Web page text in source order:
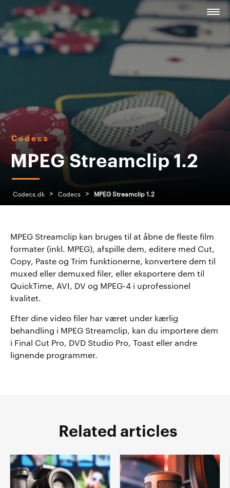
Codecs
MPEG Streamclip 1.2
Codecs.dk > Codecs > MPEG Streamclip 1.2
MPEG Streamclip kan bruges til at åbne de fleste film
formater (inkl. MPEG), afspille dem, editere med Cut,
Copy, Paste og Trim funktionerne, konvertere dem til
muxed eller demuxed filer, eller eksportere dem til
QuickTime, AVI, DV og MPEG-4 i uprofessionel
kvalitet.
Efter dine video filer har været under kærlig
behandling i MPEG Streamclip, kan du importere dem
i Final Cut Pro, DVD Studio Pro, Toast eller andre
lignende programmer.
Related articles